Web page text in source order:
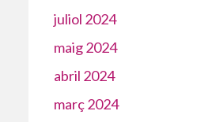
juliol 2024
maig 2024
abril 2024
març 2024